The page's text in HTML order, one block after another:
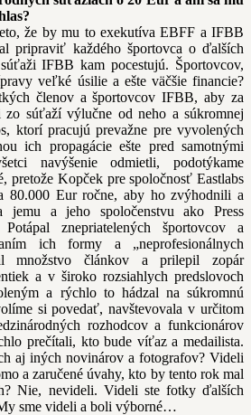
že by mu to exekutíva EBFF a IFBB
pripraviť každého športovca o ďalších
IFBB kam pocestujú. Športovcov,
veľké úsilie a ešte väčšie financie?
členov a športovcov IFBB, aby za
súťaží výlučne od neho a súkromnej
ktorí pracujú prevažne pre vyvolených
ich propagácie ešte pred samotnými
navýšenie odmietli, podotýkame
pretože Kopček pre spoločnosť Eastlabs
80.000 Eur ročne, aby ho zvýhodnili a
jemu a jeho spoločenstvu ako Press
znepriatelených športovcov a
ich formy a „neprofesionálnych
množstvo článkov a prilepil zopár
a v široko rozsiahlych predslovoch
a rýchlo to hádzal na súkromnú
si povedať, navštevovala v určitom
rozhodcov a funkcionárov
prečítali, kto bude víťaz a medailista.
aj iných novinárov a fotografov? Videli
a zaručené úvahy, kto by tento rok mal
Nie, nevideli. Videli ste fotky ďalších
sme videli a boli výborné…